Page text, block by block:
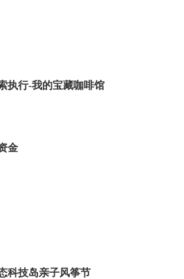
执行-我的宝藏咖啡馆
金
科技岛亲子风筝节